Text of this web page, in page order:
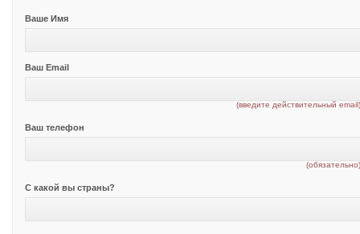
Ваше Имя
Ваш Email
(введите действительный
Ваш телефон
С какой вы страны?